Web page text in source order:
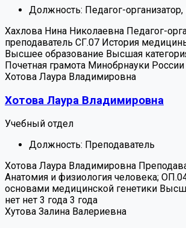
Должность: Педагог-
Хахлова Нина Николаевна Педагог-
преподаватель СГ.07 История
Высшее образование Высшая
Почетная грамота Минобрнауки России
Хотова Лаура Владимировна
Хотова Лаура Владимировна
Учебный отдел
Должность: Преподаватель
Хотова Лаура Владимировна
Анатомия и физиология человека;
основами медицинской генетики
нет нет 3 года 3 года
Хутова Залина Валериевна